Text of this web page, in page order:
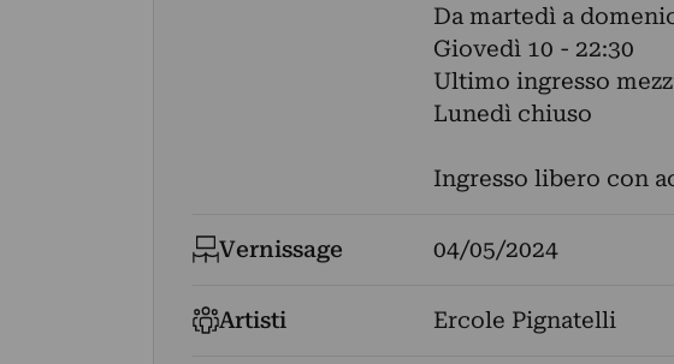
Da martedì a
Giovedì 10 - 22:30
Ultimo ingresso
Lunedì chiuso
Ingresso libero con
Vernissage 04/05/2024
Artisti Ercole Pignatelli